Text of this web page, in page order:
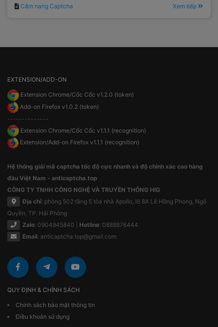
Cẩm nang Captcha Xem tiếp
EXTENSION/ADD-ON
Extension Chrome/Cốc Cốc v1.2.0 (token)
Add-on Firefox v1.0.2 (token)
--------------
Extension Chrome/Cốc Cốc v1.1.1 (recognition)
Extension/Add-on Firefox v1.1.1 (recognition)
Hệ thống giải mã captcha tốc độ cực nhanh và độ chính xác cao hàng
đầu Việt Nam - anticaptcha.top
CÔNG TY TNHH CÔNG NGHỆ VÀ TRUYỀN THÔNG HIG
Địa chỉ: phòng 502 tầng 5 tòa nhà Apollo, lô 8A Lê Hồng Phong, Ngô
Quyền, TP. Hải Phòng
Zalo: 0904945840 | Hotline: 0888876444
Email: anticaptcha.top@gmail.com
QUY ĐỊNH & CHÍNH SÁCH
Chính sách bảo mật thông tin
Điều khoản sử dụng